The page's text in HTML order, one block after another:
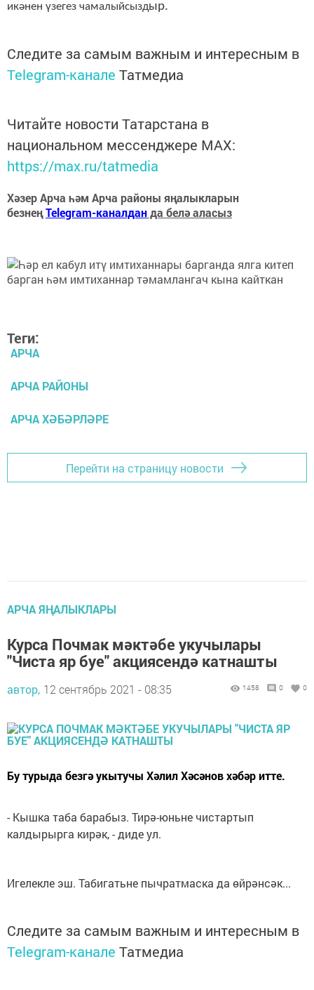
икәнен үзегез чамалыйсыздыр.
Следите за самым важным и интересным в
Telegram-канале Татмедиа
Читайте новости Татарстана в
национальном мессенджере MАХ:
https://max.ru/tatmedia
Хәзер Арча һәм Арча районы яңалыкларын
безнеңTelegram-каналданда белә аласыз
Теги:
АРЧА
АРЧА РАЙОНЫ
АРЧА ХӘБӘРЛӘРЕ
Перейти на страницу новости
АРЧА ЯҢАЛЫКЛАРЫ
Курса Почмак мәктәбе укучылары
"Чиста яр буе" акциясендә катнашты
автор, 12 сентябрь 2021 - 08:35 1458 0 0
Бу турыда безгә укытучы Хәлил Хәсәнов хәбәр итте.
- Кышка таба барабыз. Тирә-юньне чистартып
калдырырга кирәк, - диде ул.
Игелекле эш. Табигатьне пычратмаска да өйрәнсәк...
Следите за самым важным и интересным в
Telegram-канале Татмедиа